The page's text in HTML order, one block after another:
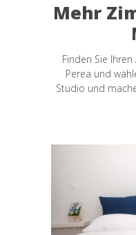
Mehr
Finden Sie
Perea und
Studio und